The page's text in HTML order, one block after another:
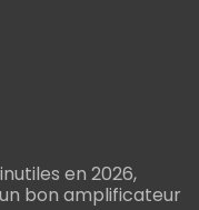
en 2026,
bon amplificateur